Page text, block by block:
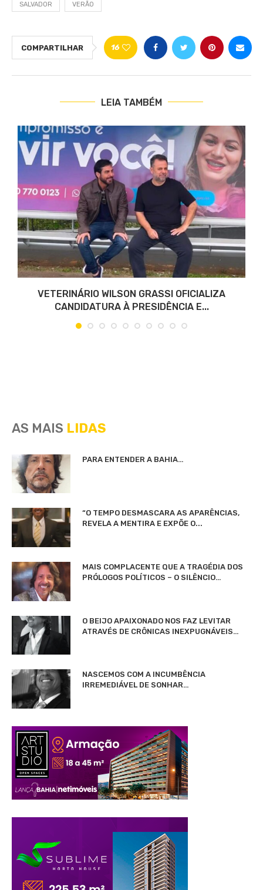
SALVADOR VERÃO
COMPARTILHAR 16
LEIA TAMBÉM
VETERINÁRIO WILSON GRASSI OFICIALIZA
CANDIDATURA À PRESIDÊNCIA E...
AS MAIS LIDAS
PARA ENTENDER A BAHIA…
“O TEMPO DESMASCARA AS APARÊNCIAS,
REVELA A MENTIRA E EXPÕE O...
MAIS COMPLACENTE QUE A TRAGÉDIA DOS
PRÓLOGOS POLÍTICOS – O SILÊNCIO…
O BEIJO APAIXONADO NOS FAZ LEVITAR
ATRAVÉS DE CRÔNICAS INEXPUGNÁVEIS…
NASCEMOS COM A INCUMBÊNCIA
IRREMEDIÁVEL DE SONHAR…